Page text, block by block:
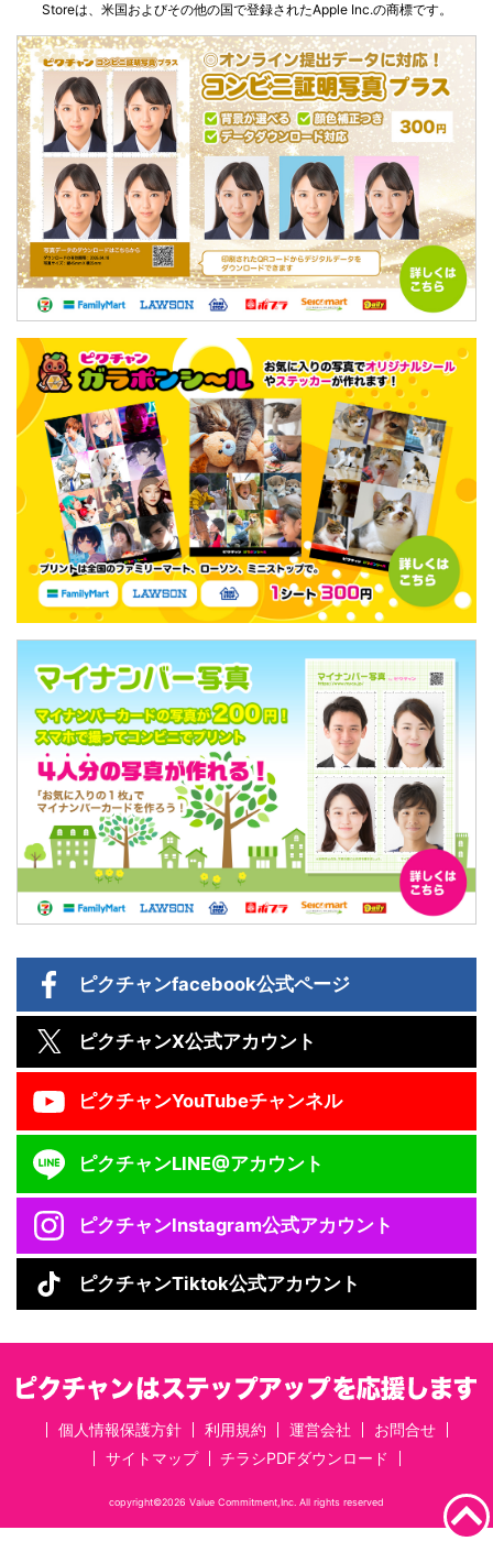
Storeは、米国およびその他の国で登録されたApple Inc.の商標です。
ピクチャンfacebook公式ページ
ピクチャンX公式アカウント
ピクチャンYouTubeチャンネル
ピクチャンLINE@アカウント
ピクチャンInstagram公式アカウント
ピクチャンTiktok公式アカウント
個人情報保護方針 利用規約 運営会社
お問合せ
サイトマップ
チラシPDFダウンロード
copyright©2026 Value Commitment,Inc. All rights reserved